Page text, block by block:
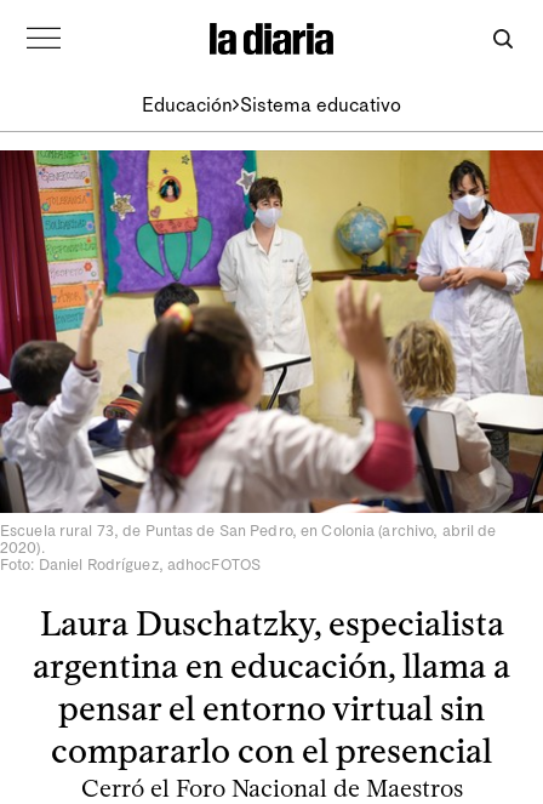
Educación Sistema educativo
Escuela rural 73, de Puntas de San Pedro, en Colonia (archivo, abril de
2020).
Foto: Daniel Rodríguez, adhocFOTOS
Laura Duschatzky, especialista
argentina en educación, llama a
pensar el entorno virtual sin
compararlo con el presencial
Cerró el Foro Nacional de Maestros